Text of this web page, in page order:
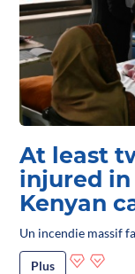
At least
injured in
Kenyan
Un incendie massif
Plus